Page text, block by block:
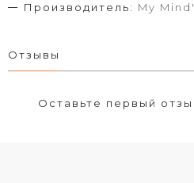
Производитель: My
Отзывы
Оставьте первый